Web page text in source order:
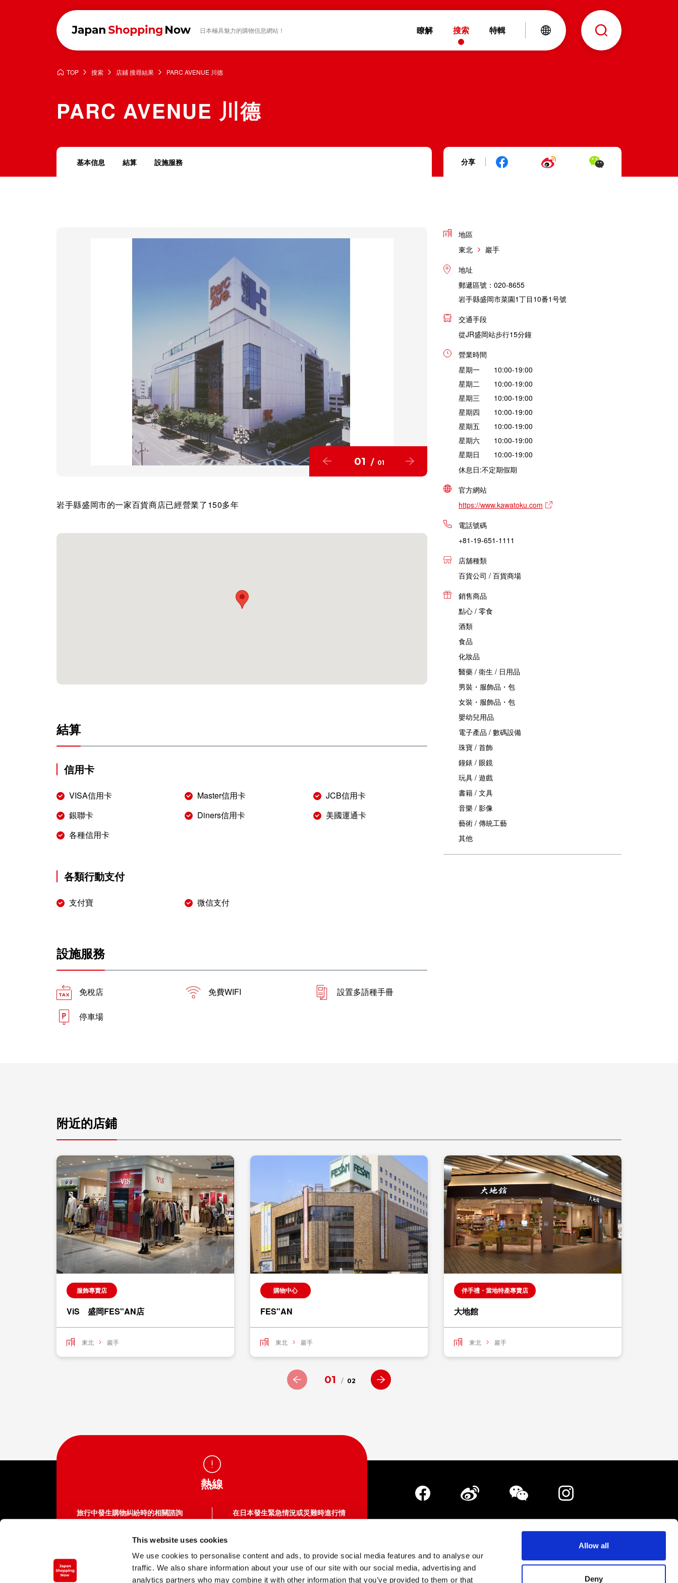
This website uses cookies
We use cookies to personalise content and ads, to provide social media features and to analyse our
traffic. We also share information about your use of our site with our social media, advertising and
analytics partners who may combine it with other information that you’ve provided to them or that
Allow all
Deny
日本極具魅力的購物信息網站！ 瞭解 搜索 特輯
TOP 搜索 店鋪 搜尋結果 PARC AVENUE 川德
PARC AVENUE 川德
基本信息 結算 設施服務
01 / 01
分享
地區
東北
巖手
地址
郵遞區號：020-8655
岩手縣盛岡市菜園1丁目10番1号號
交通手段
從JR盛岡站步行15分鐘
營業時間
星期一 10:00-19:00
星期二 10:00-19:00
星期三 10:00-19:00
星期四 10:00-19:00
星期五 10:00-19:00
星期六 10:00-19:00
星期日 10:00-19:00
休息日:不定期假期
官方網站
https://www.kawatoku.com
電話號碼
+81-19-651-1111
店舖種類
百貨公司 / 百貨商場
銷售商品
點心 / 零食
酒類
食品
化妝品
醫藥 / 衛生 / 日用品
男裝・服飾品・包
女裝・服飾品・包
嬰幼兒用品
電子產品 / 數碼設備
珠寶 / 首飾
鐘錶 / 眼鏡
玩具 / 遊戲
書籍 / 文具
音樂 / 影像
藝術 / 傳統工藝
其他
岩手縣盛岡市的一家百貨商店已經營業了150多年
結算
信用卡
VISA信用卡 Master信用卡
JCB信用卡
銀聯卡
Diners信用卡
美國運通卡
各種信用卡
各類行動支付
支付寶 微信支付
設施服務
免稅店 免費WIFI 設置多語種手冊
停車場
附近的店鋪
服飾專賣店
ViS 盛岡FES"AN店
東北 巖手
購物中心
FES"AN
東北 巖手
伴手禮・當地特產專賣店
大地館
東北 巖手
01 / 02
熱線
旅行中發生購物糾紛時的相關諮詢
03-5449-0906（日本國內）
這裡不是提供各種服務企業的電話號碼。
撥打呼叫中心需支付通話費。
平日 10:00 ～ 16:00（周六、周日、節假日
在日本發生緊急情況或災難時進行情
報確認、諮詢
050-3816-2787（日本國內）
365天24小時
隱私政策
網站地圖